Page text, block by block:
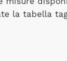
la tabella